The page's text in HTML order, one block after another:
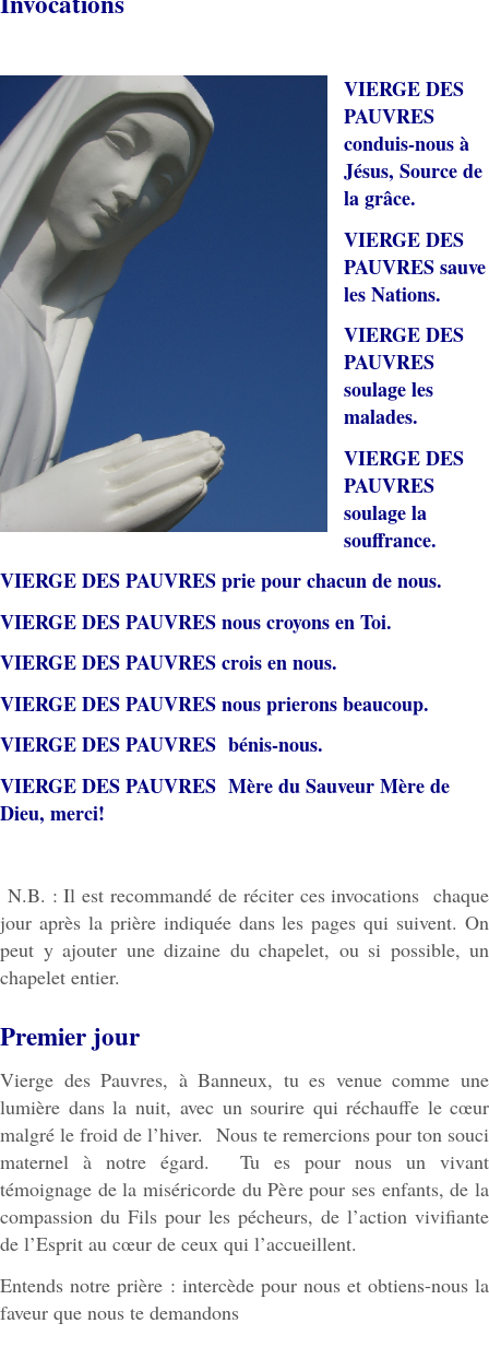
VIERGE DES
PAUVRES
conduis-nous à
Jésus, Source de
la grâce.
VIERGE DES
PAUVRES sauve
les Nations.
VIERGE DES
PAUVRES
soulage les
malades.
VIERGE DES
PAUVRES
soulage la
souffrance.
VIERGE DES PAUVRES prie pour chacun de nous.
VIERGE DES PAUVRES nous croyons en Toi.
VIERGE DES PAUVRES crois en nous.
VIERGE DES PAUVRES nous prierons beaucoup.
VIERGE DES PAUVRES bénis-nous.
VIERGE DES PAUVRES Mère du Sauveur Mère de
Dieu, merci!
N.B. : Il est recommandé de réciter ces invocations chaque
jour après la prière indiquée dans les pages qui suivent. On
peut y ajouter une dizaine du chapelet, ou si possible, un
chapelet entier.
Premier jour
Vierge des Pauvres, à Banneux, tu es venue comme une
lumière dans la nuit, avec un sourire qui réchauffe le cœur
malgré le froid de l’hiver. Nous te remercions pour ton souci
maternel à notre égard. Tu es pour nous un vivant
témoignage de la miséricorde du Père pour ses enfants, de la
compassion du Fils pour les pécheurs, de l’action vivifiante
de l’Esprit au cœur de ceux qui l’accueillent.
Entends notre prière : intercède pour nous et obtiens-nous la
faveur que nous te demandons